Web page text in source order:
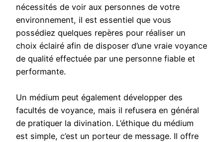
nécessités de voir aux personnes de votre
environnement, il est essentiel que vous
possédiez quelques repères pour réaliser un
choix éclairé afin de disposer d’une vraie voyance
de qualité effectuée par une personne fiable et
performante.
Un médium peut également développer des
facultés de voyance, mais il refusera en général
de pratiquer la divination. L’éthique du médium
est simple, c’est un porteur de message. Il offre